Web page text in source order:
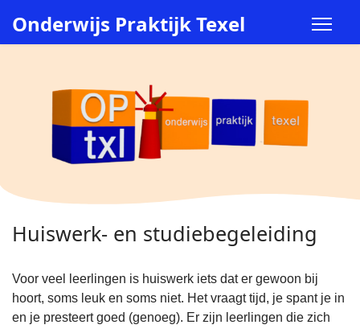
Onderwijs Praktijk Texel
Huiswerk- en studiebegeleiding
Voor veel leerlingen is huiswerk iets dat er gewoon bij
hoort, soms leuk en soms niet. Het vraagt tijd, je spant je in
en je presteert goed (genoeg). Er zijn leerlingen die zich